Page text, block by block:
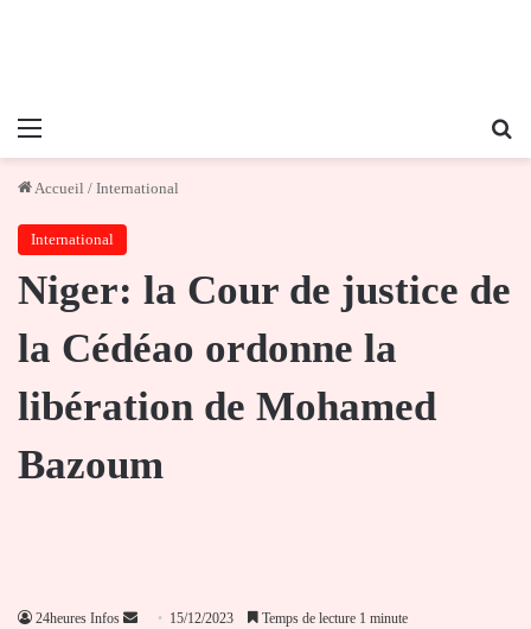
Menu
Accueil / International
International
Niger: la Cour de justice de
la Cédéao ordonne la
libération de Mohamed
Bazoum
24heures Infos
Envoyer15/12/2023 Temps de lecture 1 minute